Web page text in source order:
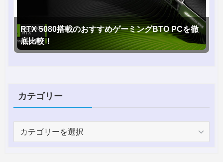
RTX 5080搭載のおすすめゲーミングBTO PCを徹
底比較！
カテゴリー